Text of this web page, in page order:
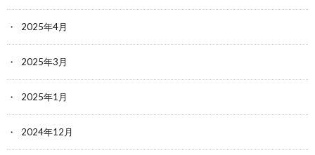
2025年4月
2025年3月
2025年1月
2024年12月